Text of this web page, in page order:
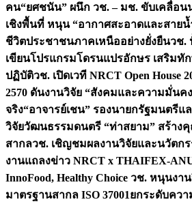
คน“ยศชนัน” ผนึก วช. – มช. ขับเคลื่อน
เชิงพื้นที่ หนุน “อากาศสะอาดและสาย
ชีวิตประชาชนภาคเหนืออย่างยั่งยืนวช.
เขียนโปรแกรมโดรนแปรอักษร เสริมทั
ปฏิบัติวช. เปิดเวที NRCT Open House
2570 ดันงานวิจัย “สังคมและความมั่นค
จริง“อาจารย์เชน” รองนายกรัฐมนตรีแ
วิจัยวัฒนธรรมดนตรี “ท่าสยาม” สร้า
สากลวช. เชิญชมผลงานวิจัยและนวัตก
งานแถลงข่าว NRCT x THAIFEX-
InnoFood, Healthy Choice วช. หนุนงา
มาตรฐานสากล ISO 37001ยกระดับคว